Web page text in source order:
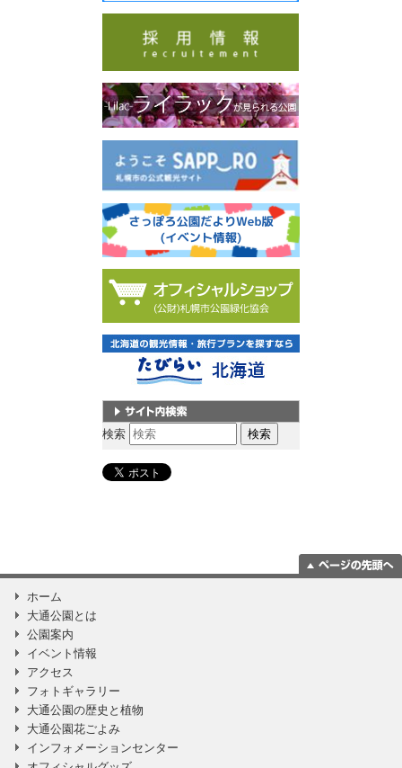
サイト内検索
検索
ホーム
大通公園とは
公園案内
イベント情報
アクセス
フォトギャラリー
大通公園の歴史と植物
大通公園花ごよみ
インフォメーションセンター